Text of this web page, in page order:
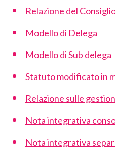
Relazione del
Modello di Delega
Modello di Sub delega
Statuto modificato in
Relazione sulle
Nota integrativa
Nota integrativa